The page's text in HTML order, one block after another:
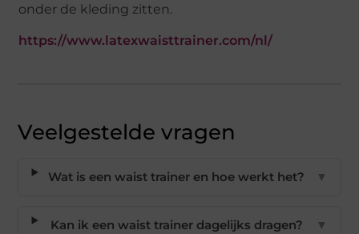
onder de kleding zitten.
https://www.latexwaisttrainer.com/nl/
Veelgestelde vragen
Wat is een waist trainer en hoe werkt het? ▼
Kan ik een waist trainer dagelijks dragen? ▼